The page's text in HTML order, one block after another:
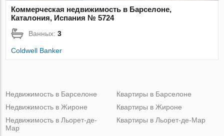
Коммерческая недвижимость в Барселоне,
Каталония, Испания № 5724
Ванных:3
Coldwell Banker
Недвижимость в Барселоне
Недвижимость в Жироне
Недвижимость в Льорет-де-
Мар
Квартиры в Барселоне
Квартиры в Жироне
Квартиры в Льорет-де-Мар